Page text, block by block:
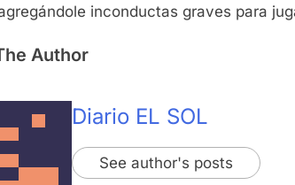
inconductas graves para
Author
Diario EL SOL
See author's posts